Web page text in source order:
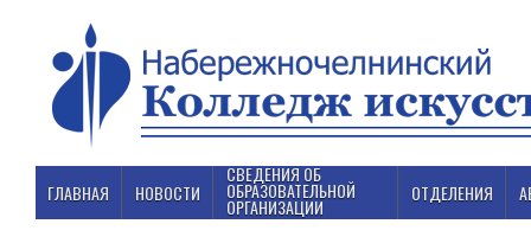
ГЛАВНАЯ НОВОСТИ
СВЕДЕНИЯ ОБ
ОБРАЗОВАТЕЛЬНОЙ
ОРГАНИЗАЦИИ
ОТДЕЛЕНИЯ